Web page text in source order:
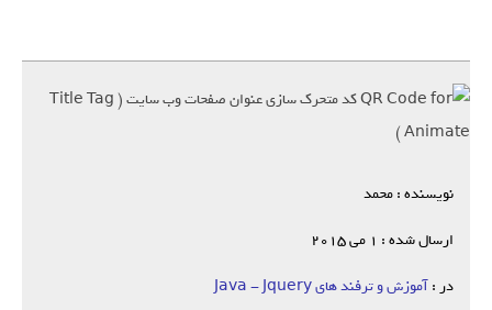
نویسنده : محمد
ارسال شده : 1 می 2015
در :آموزش و ترفند های Java - Jquery